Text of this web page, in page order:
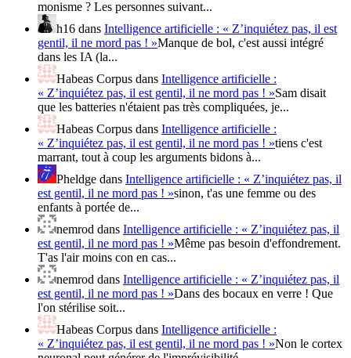
monisme ? Les personnes suivant...
h16 dans Intelligence artificielle : « Z’inquiétez pas, il est
gentil, il ne mord pas ! »Manque de bol, c'est aussi intégré
dans les IA (la...
Habeas Corpus dans Intelligence artificielle :
« Z’inquiétez pas, il est gentil, il ne mord pas ! »Sam disait
que les batteries n'étaient pas très compliquées, je...
Habeas Corpus dans Intelligence artificielle :
« Z’inquiétez pas, il est gentil, il ne mord pas ! »tiens c'est
marrant, tout à coup les arguments bidons à...
Pheldge dans Intelligence artificielle : « Z’inquiétez pas, il
est gentil, il ne mord pas ! »sinon, t'as une femme ou des
enfants à portée de...
nemrod dans Intelligence artificielle : « Z’inquiétez pas, il
est gentil, il ne mord pas ! »Même pas besoin d'effondrement.
T'as l'air moins con en cas...
nemrod dans Intelligence artificielle : « Z’inquiétez pas, il
est gentil, il ne mord pas ! »Dans des bocaux en verre ! Que
l'on stérilise soit...
Habeas Corpus dans Intelligence artificielle :
« Z’inquiétez pas, il est gentil, il ne mord pas ! »Non le cortex